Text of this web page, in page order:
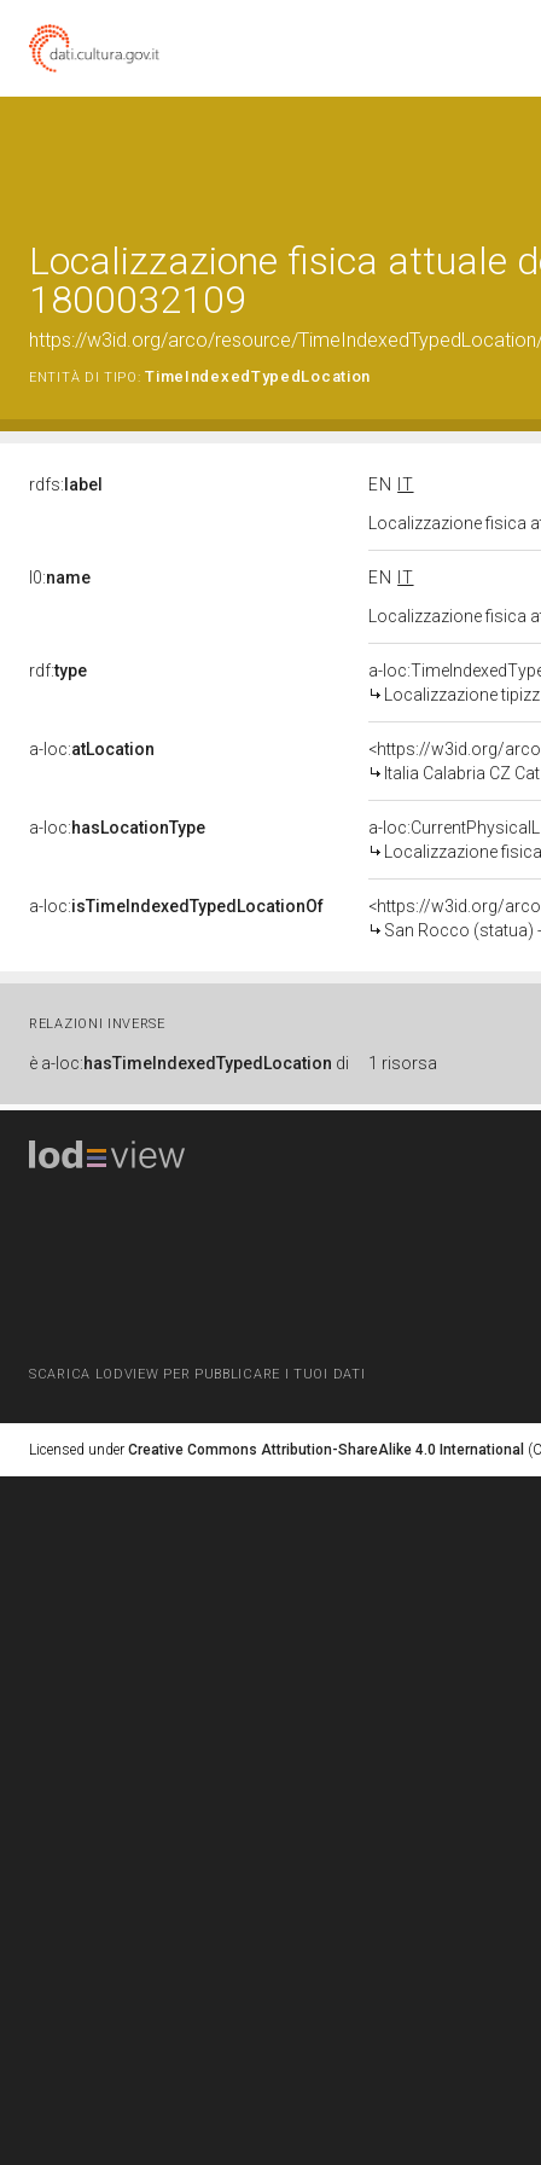
Localizzazione fisica attuale
1800032109
https://w3id.org/arco/resource/
ENTITÀ DI TIPO: TimeIndexedTypedLocation
rdfs: label EN
IT
Localizzazione fisica
l0:name EN
IT
Localizzazione fisica
rdf:type
a-
Localizzazione
a-loc:atLocation
<https://w3id.org/
Italia Calabria CZ
a-loc:hasLocationType
a-
Localizzazione
a-loc:isTimeIndexedTypedLocationOf
<https://w3id.org/
San Rocco (statua)
RELAZIONI INVERSE
è a-loc:hasTimeIndexedTypedLocation di 1 risorsa
SCARICA LODVIEW PER PUBBLICARE I TUOI DATI
Licensed under Creative Commons Attribution-ShareAlike 4.0 International